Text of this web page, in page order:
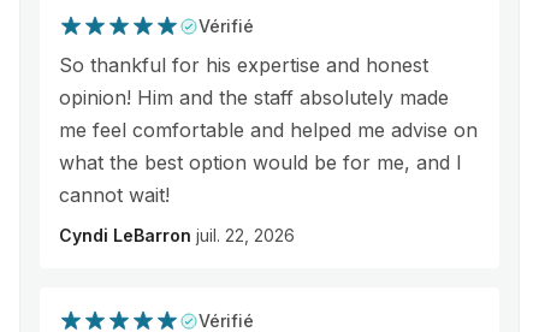
Vérifié
So thankful for his expertise and honest
opinion! Him and the staff absolutely made
me feel comfortable and helped me advise on
what the best option would be for me, and I
cannot wait!
Cyndi LeBarron juil. 22, 2026
Vérifié